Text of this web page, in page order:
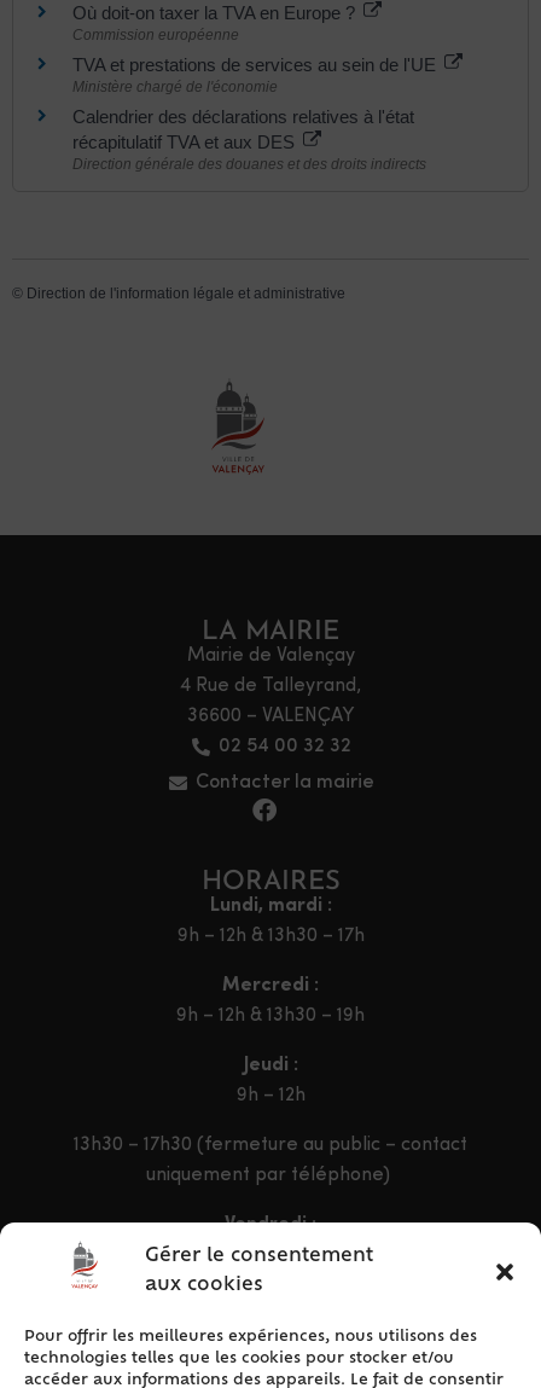
Gérer le consentement
aux cookies
Pour offrir les meilleures expériences, nous utilisons des
technologies telles que les cookies pour stocker et/ou
accéder aux informations des appareils. Le fait de consentir
Où doit-on taxer la TVA en Europe ?
Commission européenne
TVA et prestations de services au sein de l'UE
Ministère chargé de l'économie
Calendrier des déclarations relatives à l'état
récapitulatif TVA et aux DES
Direction générale des douanes et des droits indirects
© Direction de l'information légale et administrative
LA MAIRIE
Mairie de Valençay
4 Rue de Talleyrand,
36600 – VALENÇAY
02 54 00 32 32
Contacter la mairie
HORAIRES
Lundi, mardi :
9h – 12h & 13h30 – 17h
Mercredi :
9h – 12h & 13h30 – 19h
Jeudi :
9h – 12h
13h30 – 17h30 (fermeture au public – contact
uniquement par téléphone)
Vendredi :
9h – 12h & 13h30 – 16h30
ACCÈS RAPIDE
Accueil